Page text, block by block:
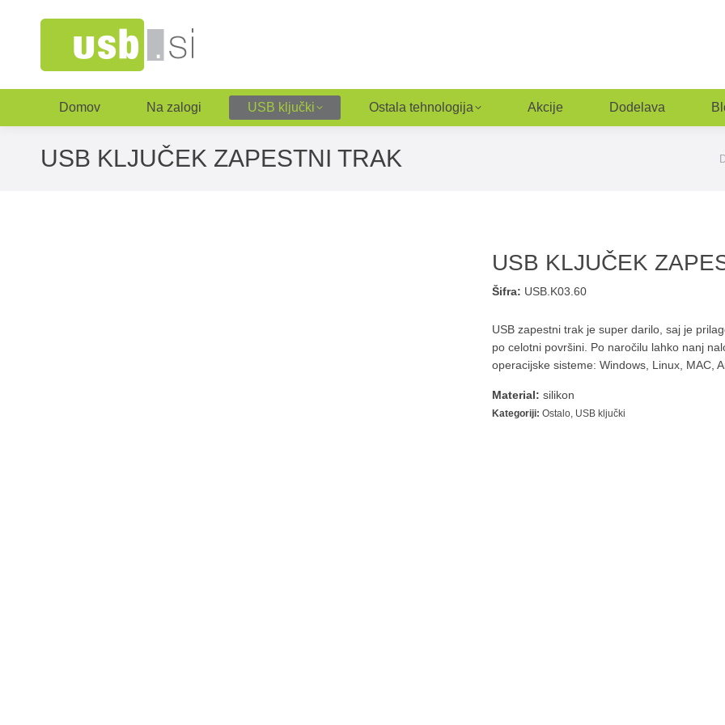
Domov Na zalogi USB ključki Ostala tehnologija Akcije Dodelava
USB KLJUČEK ZAPESTNI TRAK
USB KLJUČEK
Šifra: USB.K03.60
USB zapestni trak je super darilo, saj je
po celotni površini. Po naročilu lahko nanj
operacijske sisteme: Windows, Linux, MAC,
Material: silikon
Kategoriji: Ostalo, USB ključki